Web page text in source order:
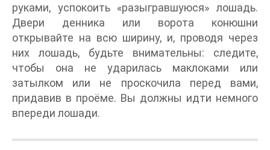
руками, успокоить «разыгравшуюся» лошадь.
Двери денника или ворота конюшни
открывайте на всю ширину, и, проводя через
них лошадь, будьте внимательны: следите,
чтобы она не ударилась маклоками или
затылком или не проскочила перед вами,
придавив в проёме. Вы должны идти немного
впереди лошади.